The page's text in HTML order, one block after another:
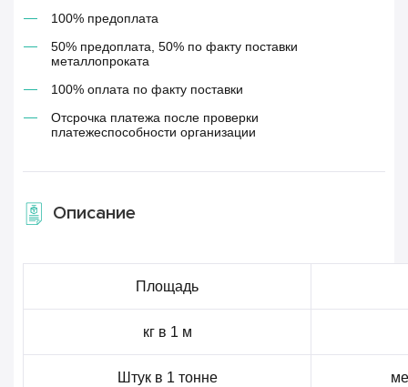
100% предоплата
50% предоплата, 50% по факту поставки
металлопроката
100% оплата по факту поставки
Отсрочка платежа после проверки
платежеспособности организации
Описание
Площадь
кг в 1 м
Штук в 1 тонне